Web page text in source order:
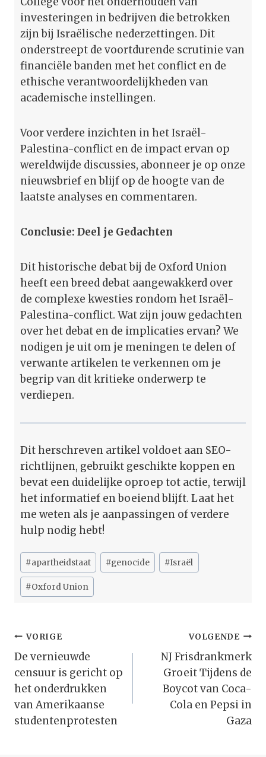
investeringen in bedrijven die betrokken
zijn bij Israëlische nederzettingen. Dit
onderstreept de voortdurende scrutinie van
financiële banden met het conflict en de
ethische verantwoordelijkheden van
academische instellingen.
Voor verdere inzichten in het Israël-
Palestina-conflict en de impact ervan op
wereldwijde discussies, abonneer je op onze
nieuwsbrief en blijf op de hoogte van de
laatste analyses en commentaren.
Conclusie: Deel je Gedachten
Dit historische debat bij de Oxford Union
heeft een breed debat aangewakkerd over
de complexe kwesties rondom het Israël-
Palestina-conflict. Wat zijn jouw gedachten
over het debat en de implicaties ervan? We
nodigen je uit om je meningen te delen of
verwante artikelen te verkennen om je
begrip van dit kritieke onderwerp te
verdiepen.
Dit herschreven artikel voldoet aan SEO-
richtlijnen, gebruikt geschikte koppen en
bevat een duidelijke oproep tot actie, terwijl
het informatief en boeiend blijft. Laat het
me weten als je aanpassingen of verdere
hulp nodig hebt!
Bericht
tags:
#apartheidstaat #genocide #Israël
#Oxford Union
Bericht
Navigatie
VORIGE
De vernieuwde
censuur is gericht op
het onderdrukken
van Amerikaanse
studentenprotesten
VOLGENDE
NJ Frisdrankmerk
Groeit Tijdens de
Boycot van Coca-
Cola en Pepsi in
Gaza